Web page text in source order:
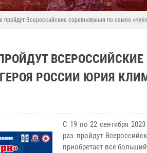
пройдут Всероссийские соревнования по самбо
РОССИИ ЮРИЯ
С 19 по 22 сентября
раз пройдут
приобретает все